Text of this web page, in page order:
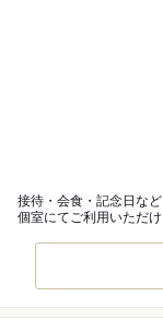
接待・会食・記念日など
個室にてご利用いただ